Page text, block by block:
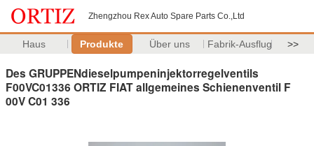
Zhengzhou Rex Auto Spare Parts Co.,Ltd
Haus Produkte Über uns Fabrik-Ausflug >>
Des GRUPPENdieselpumpeninjektorregelventils
F00VC01336 ORTIZ FIAT allgemeines Schienenventil F
00V C01 336